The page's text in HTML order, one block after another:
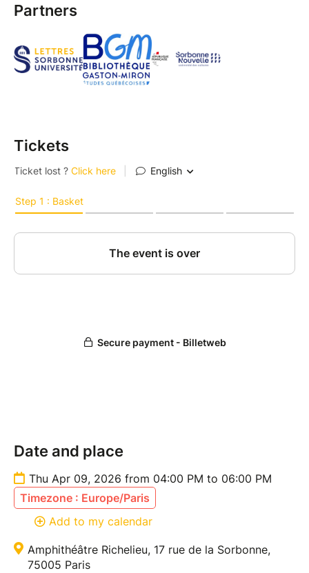
Partners
Tickets
Date and place
Thu Apr 09, 2026 from 04:00 PM to 06:00 PM
Timezone : Europe/Paris
Add to my calendar
Amphithéâtre Richelieu, 17 rue de la Sorbonne,
75005 Paris